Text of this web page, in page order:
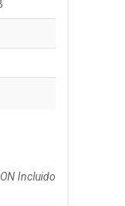
Incluido